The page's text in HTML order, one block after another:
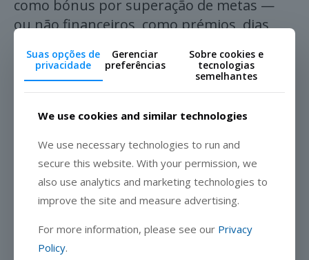
como bónus por superação de metas —
ou não financeiros, como prémios, dias
desenvolvimento profissional. O
reconhecimento público também é um
melhores desempenhos em reuniões de
equipa ou newsletters internas pode
aumentar a moral e impulsionar
resultados ainda melhores.
Dica prática:
programa
de incentivos por níveisque
recompense não só os melhores
Suas opções de
privacidade
Gerenciar
preferências
Sobre cookies e
tecnologias
semelhantes
We use cookies and similar technologies
We use necessary technologies to run and
secure this website. With your permission, we
also use analytics and marketing technologies to
improve the site and measure advertising.
For more information, please see our Privacy
Policy.